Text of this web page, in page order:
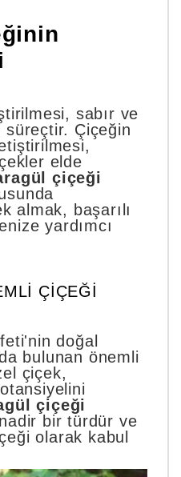
sabır ve
Çiçeğin
elde
çiçeği
almak, başarılı
yardımcı
ÇIÇEĞI
doğal
bulunan önemli
çiçek,
çiçeği
bir türdür ve
olarak kabul